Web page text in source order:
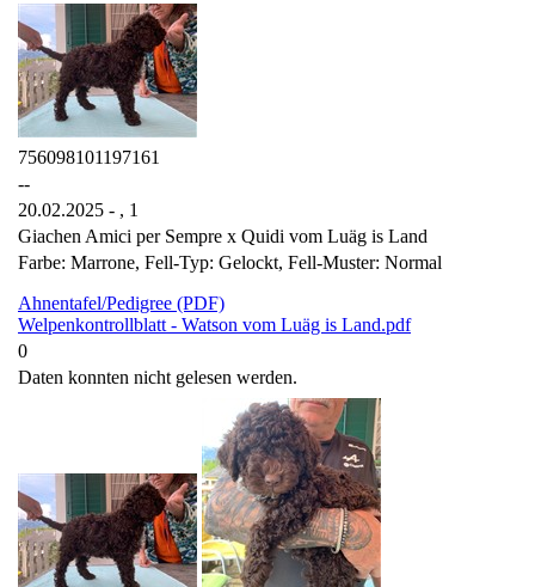
756098101197161
--
20.02.2025 - , 1
Giachen Amici per Sempre x Quidi vom Luäg is Land
Farbe: Marrone, Fell-Typ: Gelockt, Fell-Muster: Normal
Ahnentafel/Pedigree (PDF)
Welpenkontrollblatt - Watson vom Luäg is Land.pdf
0
Daten konnten nicht gelesen werden.